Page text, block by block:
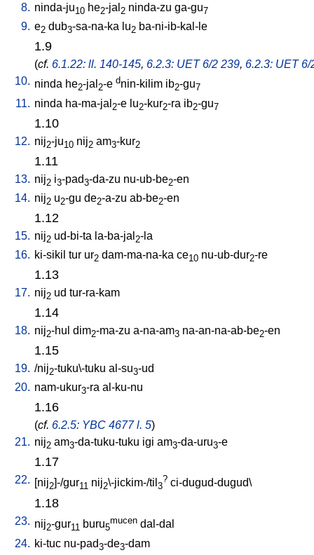
8. ninda-ju10 he2-jal 2 ninda-zu ga-gu7
9. e2 dub3-sa-na-ka lu2 ba-ni-ib-kal-le
1.9
(cf. 6.1.22: ll. 140-145, 6.2.3: UET 6/2 239, 6.2.3: UET 6/
10. ninda he2-jal 2-e dnin-kilim ib2-gu7
11. ninda ha-ma-jal 2-e lu2-kur2-ra ib2-gu7
1.10
12. nij2-ju10 nij2 am3-kur2
1.11
13. nij2 i3-pad3-da-zu nu-ub-be2-en
14. nij2 u2-gu de2-a-zu ab-be2-en
1.12
15. nij2 ud-bi-ta la-ba-jal 2-la
16. ki-sikil tur ur2 dam-ma-na-ka ce10 nu-ub-dur2-re
1.13
17. nij2 ud tur-ra-kam
1.14
18. nij2-hul dim2-ma-zu a-na-am3 na-an-na-ab-be2-en
1.15
19. /nij2-tuku\-tuku al-su3-ud
20. nam-ukur3-ra al-ku-nu
1.16
(cf. 6.2.5: YBC 4677 l. 5)
21. nij2 am3-da-tuku-tuku igi am3-da-uru3-e
1.17
22. [nij2]-/gur11 nij2\-jickim-/til 3
? ci-dugud-dugud\
1.18
23. nij2-gur11 buru5
mucen dal-dal
24. ki-tuc nu-pad3-de3-dam